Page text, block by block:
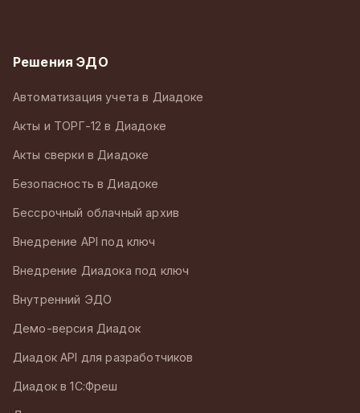
Решения ЭДО
Автоматизация учета в Диадоке
Акты и ТОРГ-12 в Диадоке
Акты сверки в Диадоке
Безопасность в Диадоке
Бессрочный облачный архив
Внедрение API под ключ
Внедрение Диадока под ключ
Внутренний ЭДО
Демо-версия Диадок
Диадок API для разработчиков
Диадок в 1С:Фреш